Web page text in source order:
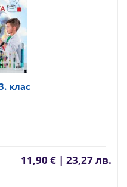
клас
11,90 € | 23,27 лв.